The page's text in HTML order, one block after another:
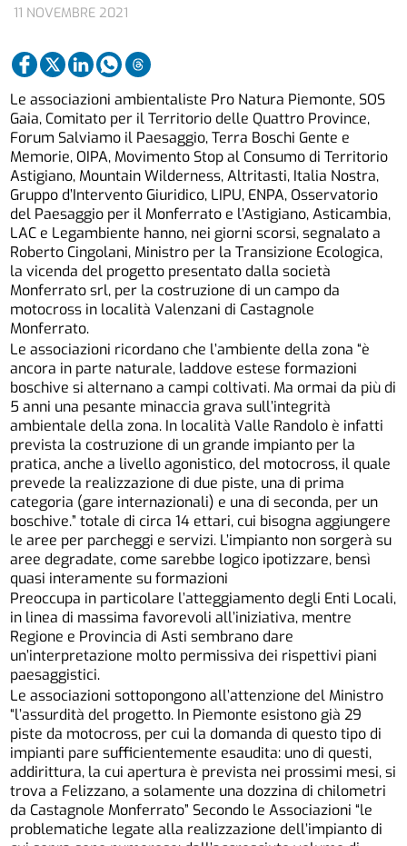
11 NOVEMBRE 2021
Le associazioni ambientaliste Pro Natura Piemonte, SOS
Gaia, Comitato per il Territorio delle Quattro Province,
Forum Salviamo il Paesaggio, Terra Boschi Gente e
Memorie, OIPA, Movimento Stop al Consumo di Territorio
Astigiano, Mountain Wilderness, Altritasti, Italia Nostra,
Gruppo d’Intervento Giuridico, LIPU, ENPA, Osservatorio
del Paesaggio per il Monferrato e l’Astigiano, Asticambia,
LAC e Legambiente hanno, nei giorni scorsi, segnalato a
Roberto Cingolani, Ministro per la Transizione Ecologica,
la vicenda del progetto presentato dalla società
Monferrato srl, per la costruzione di un campo da
motocross in località Valenzani di Castagnole
Monferrato.
Le associazioni ricordano che l’ambiente della zona “è
ancora in parte naturale, laddove estese formazioni
boschive si alternano a campi coltivati. Ma ormai da più di
5 anni una pesante minaccia grava sull’integrità
ambientale della zona. In località Valle Randolo è infatti
prevista la costruzione di un grande impianto per la
pratica, anche a livello agonistico, del motocross, il quale
prevede la realizzazione di due piste, una di prima
categoria (gare internazionali) e una di seconda, per un
boschive.” totale di circa 14 ettari, cui bisogna aggiungere
le aree per parcheggi e servizi. L’impianto non sorgerà su
aree degradate, come sarebbe logico ipotizzare, bensì
quasi interamente su formazioni
Preoccupa in particolare l’atteggiamento degli Enti Locali,
in linea di massima favorevoli all’iniziativa, mentre
Regione e Provincia di Asti sembrano dare
un’interpretazione molto permissiva dei rispettivi piani
paesaggistici.
Le associazioni sottopongono all’attenzione del Ministro
“l’assurdità del progetto. In Piemonte esistono già 29
piste da motocross, per cui la domanda di questo tipo di
impianti pare sufficientemente esaudita: uno di questi,
addirittura, la cui apertura è prevista nei prossimi mesi, si
trova a Felizzano, a solamente una dozzina di chilometri
da Castagnole Monferrato” Secondo le Associazioni “le
problematiche legate alla realizzazione dell’impianto di